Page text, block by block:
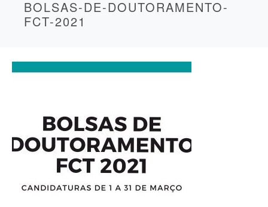
BOLSAS-DE-DOUTORAMENTO-
FCT-2021